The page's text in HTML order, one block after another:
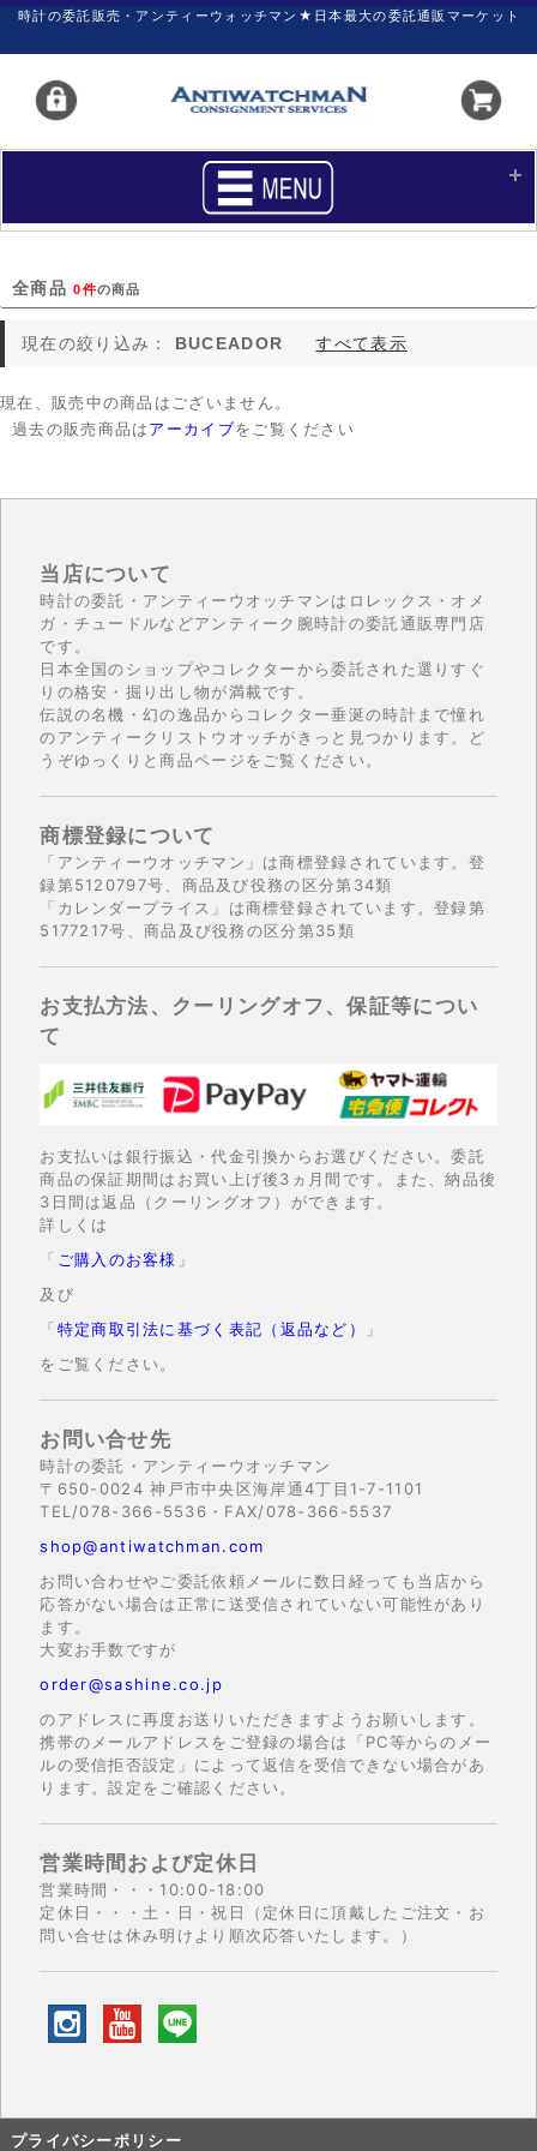
時計の委託販売・アンティーウォッチマン★日本最大の委託通販マーケット
買いたい 売りたい
サポート マイページ
新着リスト
カレンダープライス ファイナルボックス
全商品0件の商品
現在の絞り込み： BUCEADOR すべて表示
現在、販売中の商品はございません。
過去の販売商品は アーカイブをご覧ください
当店について
時計の委託・アンティーウオッチマンはロレックス・オメ
ガ・チュードルなどアンティーク腕時計の委託通販専門店
です。
日本全国のショップやコレクターから委託された選りすぐ
りの格安・掘り出し物が満載です。
伝説の名機・幻の逸品からコレクター垂涎の時計まで憧れ
のアンティークリストウオッチがきっと見つかります。ど
うぞゆっくりと商品ページをご覧ください。
商標登録について
「アンティーウオッチマン」は商標登録されています。登
録第5120797号、商品及び役務の区分第34類
「カレンダープライス」は商標登録されています。登録第
5177217号、商品及び役務の区分第35類
お支払方法、クーリングオフ、保証等につい
て
お支払いは銀行振込・代金引換からお選びください。委託
商品の保証期間はお買い上げ後3ヵ月間です。また、納品後
3日間は返品（クーリングオフ）ができます。
詳しくは
「 ご購入のお客様 」
及び
「特定商取引法に基づく表記（返品など）
」
をご覧ください。
お問い合せ先
時計の委託・アンティーウオッチマン
〒650-0024 神戸市中央区海岸通4丁目1-7-1101
TEL/078-366-5536・FAX/078-366-5537
shop@antiwatchman.com
お問い合わせやご委託依頼メールに数日経っても当店から
応答がない場合は正常に送受信されていない可能性があり
ます。
大変お手数ですが
order@sashine.co.jp
のアドレスに再度お送りいただきますようお願いします。
携帯のメールアドレスをご登録の場合は「PC等からのメー
ルの受信拒否設定」によって返信を受信できない場合があ
ります。設定をご確認ください。
営業時間および定休日
営業時間・・・10:00-18:00
定休日・・・土・日・祝日（定休日に頂戴したご注文・お
問い合せは休み明けより順次応答いたします。）
プライバシーポリシー